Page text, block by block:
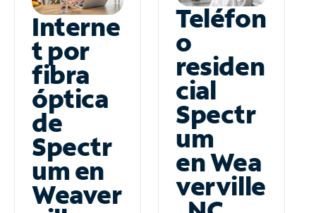
Interne
t por
fibra
óptica
de
Spectr
um en
Weaver
Teléfon
o
residen
cial
Spectr
um
en Wea
verville